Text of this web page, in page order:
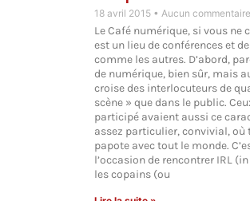
18 avril 2015 Aucun commentaire
Le Café numérique, si vous ne
est un lieu de conférences et
comme les autres. D’abord,
de numérique, bien sûr, mais
croise des interlocuteurs de
scène » que dans le public.
participé avaient aussi ce
assez particulier, convivial, où
papote avec tout le monde.
l’occasion de rencontrer IRL
les copains (ou